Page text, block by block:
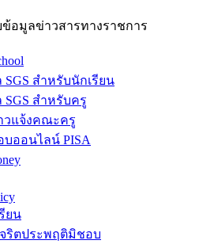
ข้อมูลข่าวสารทางราชการ
สำหรับนักเรียน
สำหรับครู
วแจ้งคณะครู
ออนไลน์ PISA
ยน
ริตประพฤติมิชอบ